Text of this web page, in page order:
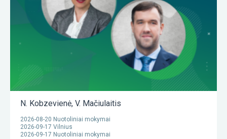
N. Kobzevienė, V. Mačiulaitis
2026-08-20 Nuotoliniai mokymai
2026-09-17 Vilnius
2026-09-17 Nuotoliniai mokymai